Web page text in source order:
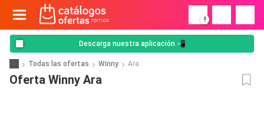
!
Descarga nuestra aplicación 📲
Todas las ofertas Winny Ara
Oferta Winny Ara